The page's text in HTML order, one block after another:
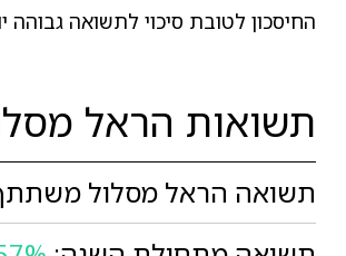
החיסכון לטובת סיכוי לתשואה גבוהה
תשואות הראל
תשואה הראל מסלול משתתף